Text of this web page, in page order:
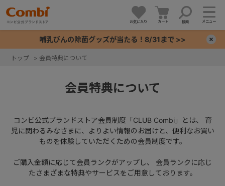
お気に入り カート 検索 メニュー
哺乳びんの除菌グッズが当たる！8/31まで >>
トップ > 会員特典について
会員特典について
コンビ公式ブランドストア会員制度「CLUB Combi」とは、
育
児に関わるみなさまに、よりよい情報のお届けと、便利なお買い
ものを体験していただくための会員制度です。
ご購入金額に応じて会員ランクがアップし、
会員ランクに応じ
たさまざまな特典やサービスをご用意しております。